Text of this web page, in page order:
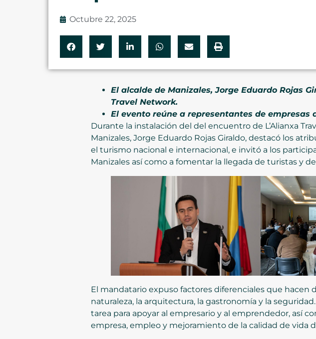
Octubre 22, 2025
El alcalde de Manizales, Jorge Eduardo Rojas
Travel Network.
El evento reúne a representantes de empresas
Durante la instalación del del encuentro de L’Alianxa
Manizales, Jorge Eduardo Rojas Giraldo, destacó los
el turismo nacional e internacional, e invitó a los
Manizales así como a fomentar la llegada de turistas y
El mandatario expuso factores diferenciales que hacen
naturaleza, la arquitectura, la gastronomía y la
tarea para apoyar al empresario y al emprendedor, así
empresa, empleo y mejoramiento de la calidad de vida